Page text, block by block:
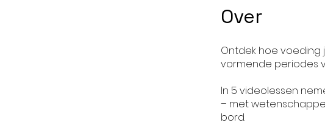
Over
Ontdek hoe voeding
vormende periodes
In 5 videolessen
– met
bord.